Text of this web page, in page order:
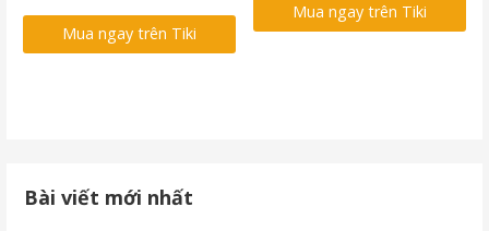
was:
79.000 ₫.
is:
63.000 ₫.
Mua ngay trên Tiki
was:
160.000 ₫.
is:
111.500 ₫.
Mua ngay trên Tiki
Bài viết mới nhất